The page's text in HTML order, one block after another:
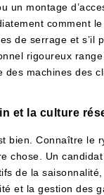
un montage
comment le
de serrage et s’il
rigoureux
machines des
et la culture
bien. Connaître le
chose. Un
de la
et la gestion des